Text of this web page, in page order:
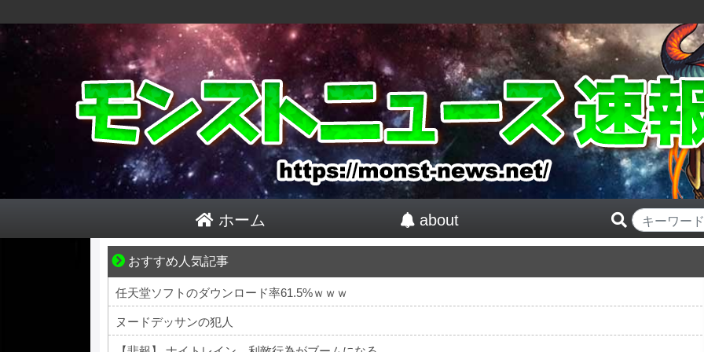
ホーム about
おすすめ人気記事
不器用な二人が辿り着いた、切なく温かい恋物語
任天堂ソフトのダウンロード率61.5%ｗｗｗ
ヌードデッサンの犯人